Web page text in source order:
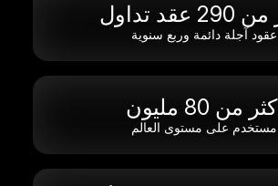
عقد تداول
عقود آجلة دائمة وربع سنوية
من 80 مليون
مستخدم على مستوى العالم